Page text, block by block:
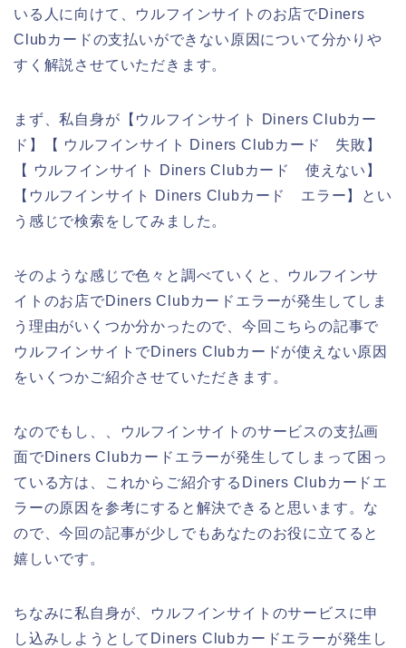
いる人に向けて、ウルフインサイトのお店でDiners
Clubカードの支払いができない原因について分かりや
すく解説させていただきます。
まず、私自身が【ウルフインサイト Diners Clubカー
ド】【 ウルフインサイト Diners Clubカード 失敗】
【 ウルフインサイト Diners Clubカード 使えない】
【ウルフインサイト Diners Clubカード エラー】とい
う感じで検索をしてみました。
そのような感じで色々と調べていくと、ウルフインサ
イトのお店でDiners Clubカードエラーが発生してしま
う理由がいくつか分かったので、今回こちらの記事で
ウルフインサイトでDiners Clubカードが使えない原因
をいくつかご紹介させていただきます。
なのでもし、、ウルフインサイトのサービスの支払画
面でDiners Clubカードエラーが発生してしまって困っ
ている方は、これからご紹介するDiners Clubカードエ
ラーの原因を参考にすると解決できると思います。な
ので、今回の記事が少しでもあなたのお役に立てると
嬉しいです。
ちなみに私自身が、ウルフインサイトのサービスに申
し込みしようとしてDiners Clubカードエラーが発生し